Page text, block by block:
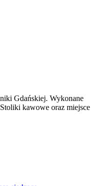
Gdańskiej. Wykonane
kawowe oraz miejsce